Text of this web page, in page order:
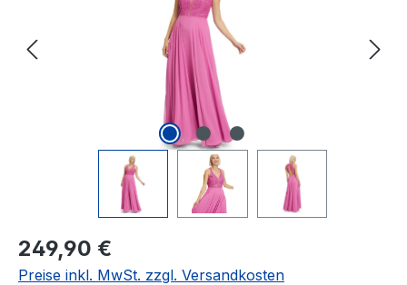
Regulärer Preis:
249,90 €
Preise inkl. MwSt. zzgl. Versandkosten